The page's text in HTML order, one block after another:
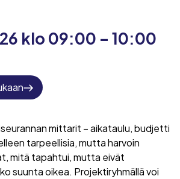
klo 09:00 – 10:00
mittarit – aikataulu, budjetti
tarpeellisia, mutta harvoin
mitä tapahtui, mutta eivät
suunta oikea. Projektiryhmällä voi